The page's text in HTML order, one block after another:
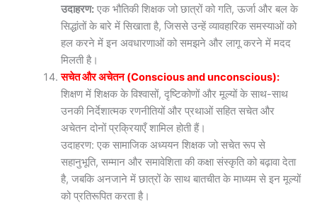
उदाहरण: एक भौतिकी शिक्षक जो छात्रों को गति, ऊर्जा और बल के
सिद्धांतों के बारे में सिखाता है, जिससे उन्हें व्यावहारिक समस्याओं को
हल करने में इन अवधारणाओं को समझने और लागू करने में मदद
मिलती है।
सचेत और अचेतन (Conscious and unconscious):
शिक्षण में शिक्षक के विश्वासों, दृष्टिकोणों और मूल्यों के साथ-साथ
उनकी निर्देशात्मक रणनीतियों और प्रथाओं सहित सचेत और
अचेतन दोनों प्रक्रियाएँ शामिल होती हैं।
उदाहरण: एक सामाजिक अध्ययन शिक्षक जो सचेत रूप से
सहानुभूति, सम्मान और समावेशिता की कक्षा संस्कृति को बढ़ावा देता
है, जबकि अनजाने में छात्रों के साथ बातचीत के माध्यम से इन मूल्यों
को प्रतिरूपित करता है।